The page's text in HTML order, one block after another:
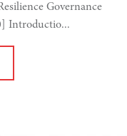
Governance
Introductio...